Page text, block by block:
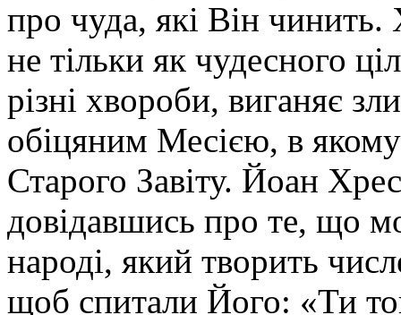
про чуда, які Він
не тільки як чудесного
різні хвороби, виганяє
обіцяним Месією, в
Старого Завіту. Йоан
довідавшись про те, що
народі, який творить
щоб спитали Його: «Ти